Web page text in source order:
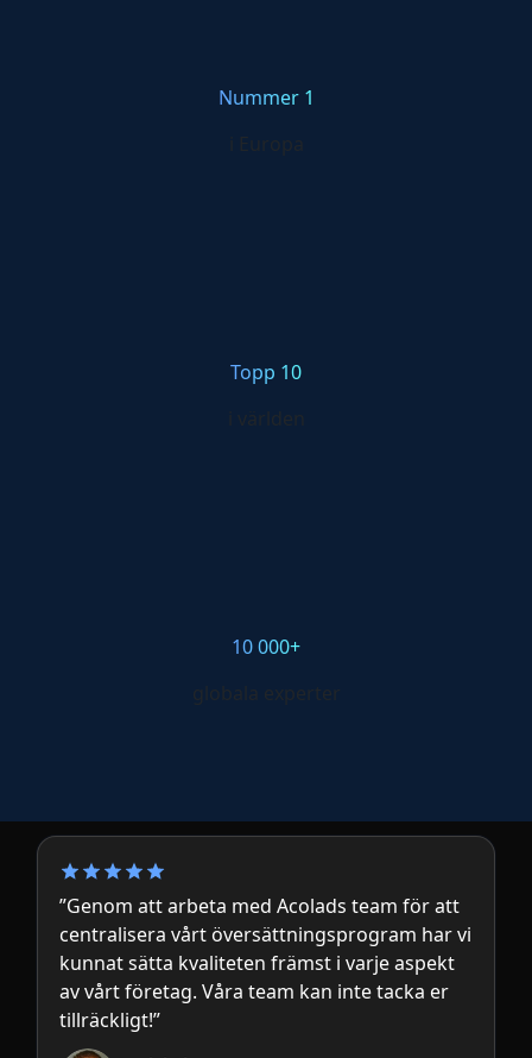
Nummer 1
Topp 10
10 000+
”Genom att arbeta med Acolads team för att
centralisera vårt översättningsprogram har vi
kunnat sätta kvaliteten främst i varje aspekt
av vårt företag. Våra team kan inte tacka er
tillräckligt!”